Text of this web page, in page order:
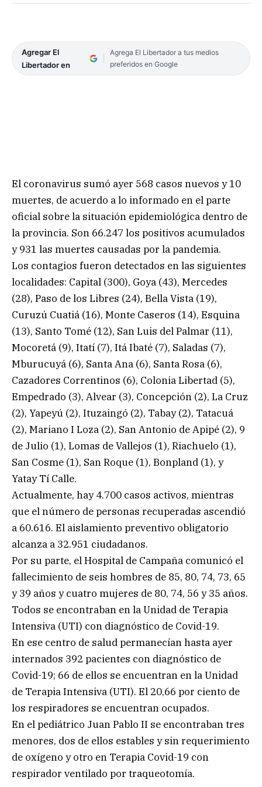
Agregar El
Libertador en
Agrega El Libertador a tus medios
preferidos en Google
El coronavirus sumó ayer 568 casos nuevos y 10
muertes, de acuerdo a lo informado en el parte
oficial sobre la situación epidemiológica dentro de
la provincia. Son 66.247 los positivos acumulados
y 931 las muertes causadas por la pandemia.
Los contagios fueron detectados en las siguientes
localidades: Capital (300), Goya (43), Mercedes
(28), Paso de los Libres (24), Bella Vista (19),
Curuzú Cuatiá (16), Monte Caseros (14), Esquina
(13), Santo Tomé (12), San Luis del Palmar (11),
Mocoretá (9), Itatí (7), Itá Ibaté (7), Saladas (7),
Mburucuyá (6), Santa Ana (6), Santa Rosa (6),
Cazadores Correntinos (6), Colonia Libertad (5),
Empedrado (3), Alvear (3), Concepción (2), La Cruz
(2), Yapeyú (2), Ituzaingó (2), Tabay (2), Tatacuá
(2), Mariano I Loza (2), San Antonio de Apipé (2), 9
de Julio (1), Lomas de Vallejos (1), Riachuelo (1),
San Cosme (1), San Roque (1), Bonpland (1), y
Yatay Tí Calle.
Actualmente, hay 4.700 casos activos, mientras
que el número de personas recuperadas ascendió
a 60.616. El aislamiento preventivo obligatorio
alcanza a 32.951 ciudadanos.
Por su parte, el Hospital de Campaña comunicó el
fallecimiento de seis hombres de 85, 80, 74, 73, 65
y 39 años y cuatro mujeres de 80, 74, 56 y 35 años.
Todos se encontraban en la Unidad de Terapia
Intensiva (UTI) con diagnóstico de Covid-19.
En ese centro de salud permanecían hasta ayer
internados 392 pacientes con diagnóstico de
Covid-19; 66 de ellos se encuentran en la Unidad
de Terapia Intensiva (UTI). El 20,66 por ciento de
los respiradores se encuentran ocupados.
En el pediátrico Juan Pablo II se encontraban tres
menores, dos de ellos estables y sin requerimiento
de oxígeno y otro en Terapia Covid-19 con
respirador ventilado por traqueotomía.